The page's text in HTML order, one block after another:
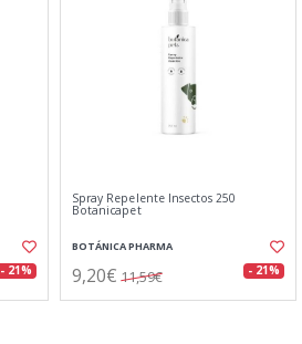
- 21%
Spray Repelente Insectos 250
Botanicapet
BOTÁNICA PHARMA
9,20€ 11,59€ - 21%